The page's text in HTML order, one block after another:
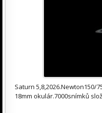
Saturn 5,8,2026.Newton150/
18mm okulár.7000snímků